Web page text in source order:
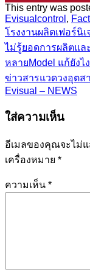
This entry was
Evisualcontrol ,
โรงงานผลิตเฟอร์นิเ
ไม่รู้ยอดการผลิตแล
หลายModel แก้ยังไ
ข่าวสารแวดวงอุตส
Evisual – NEWS
ใส่ความเห็น
อีเมลของคุณจะไม่
เครื่องหมาย *
ความเห็น *